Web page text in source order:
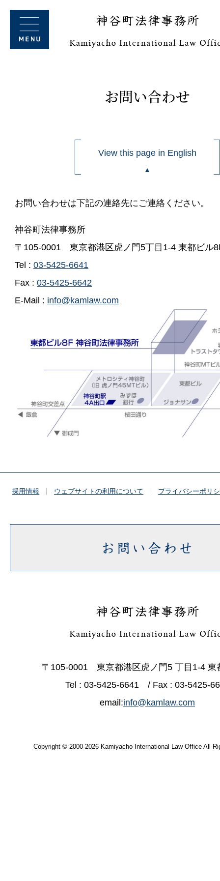
お問い合わせ
View this page in English
お問い合わせは下記の連絡先にご連絡ください。
神谷町法律事務所
〒105-0001 東京都港区虎ノ門5丁目1-4 東都ビル
Tel : 03-5425-6641
Fax : 03-5425-6642
E-Mail : info@kamlaw.com
採用情報 ウェブサイトの利用について プライバシーポリ
〒105-0001 東京都港区虎ノ門5 丁目1-4 東
Tel : 03-5425-6641 / Fax : 03-5425-
email:info@kamlaw.com
Copyright © 2000-2026 Kamiyacho International Law Office All